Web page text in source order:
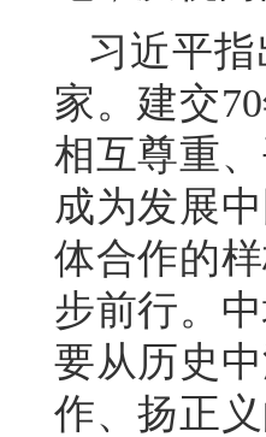
习近平
家。建交
相互尊重
成为发展
体合作的
步前行。
要从历史
作、扬正